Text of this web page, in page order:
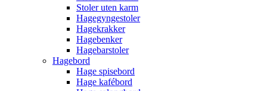
Stoler uten karm
Hagegyngestoler
Hagekrakker
Hagebenker
Hagebarstoler
Hagebord
Hage spisebord
Hage kafébord